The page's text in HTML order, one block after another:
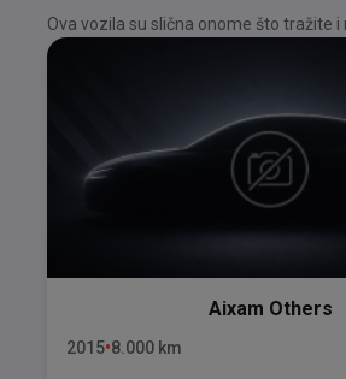
Ova vozila su slična onome što tražite i
Aixam Others
2015 8.000 km